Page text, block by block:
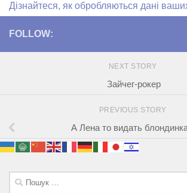
Дізнайтеся, як обробляються дані
FOLLOW:
NEXT STORY
Зайчег-рокер
PREVIOUS STORY
А Лена то видать
Пошук: